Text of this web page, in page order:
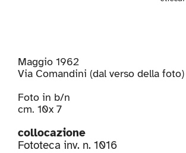
Maggio 1962
Via Comandini (dal verso della foto)
Foto in b/n
cm. 10x 7
collocazione
Fototeca inv. n. 1016